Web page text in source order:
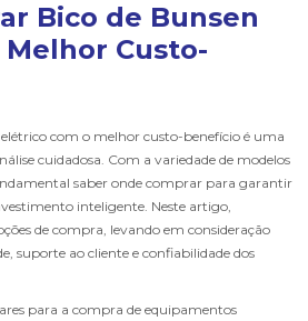
Bico de Bunsen
Custo-
com o melhor custo-benefício é uma
cuidadosa. Com a variedade de modelos
saber onde comprar para garantir
inteligente. Neste artigo,
de compra, levando em consideração
suporte ao cliente e confiabilidade dos
para a compra de equipamentos